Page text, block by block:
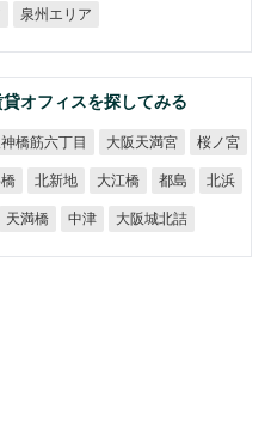
泉州エリア
オフィスを探してみる
橋筋六丁目 大阪天満宮 桜ノ宮
北新地 大江橋 都島 北浜
天満橋 中津 大阪城北詰